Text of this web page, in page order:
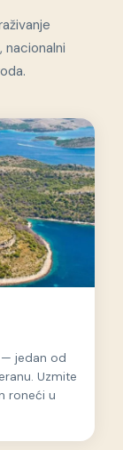
jedan od
Uzmite
roneći u